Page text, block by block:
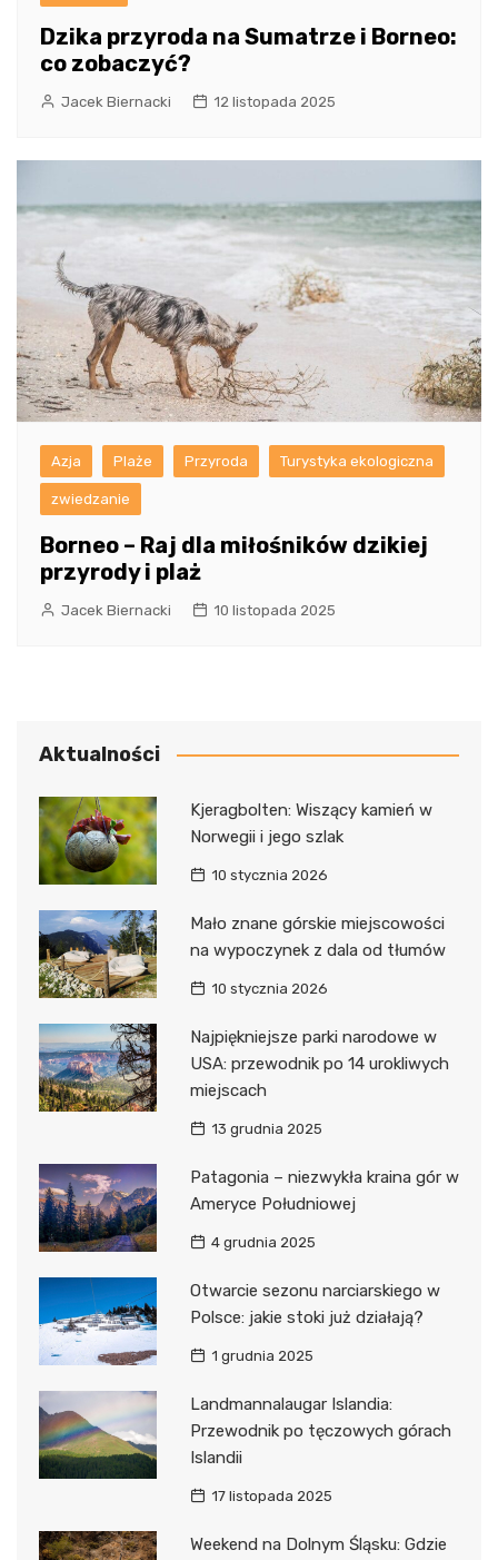
Dzika przyroda na Sumatrze i Borneo:
co zobaczyć?
Jacek Biernacki 12 listopada 2025
Azja Plaże Przyroda Turystyka ekologiczna
zwiedzanie
Borneo – Raj dla miłośników dzikiej
przyrody i plaż
Jacek Biernacki 10 listopada 2025
Aktualności
Kjeragbolten: Wiszący kamień w
Norwegii i jego szlak
10 stycznia 2026
Mało znane górskie miejscowości
na wypoczynek z dala od tłumów
10 stycznia 2026
Najpiękniejsze parki narodowe w
USA: przewodnik po 14 urokliwych
miejscach
13 grudnia 2025
Patagonia – niezwykła kraina gór w
Ameryce Południowej
4 grudnia 2025
Otwarcie sezonu narciarskiego w
Polsce: jakie stoki już działają?
1 grudnia 2025
Landmannalaugar Islandia:
Przewodnik po tęczowych górach
Islandii
17 listopada 2025
Weekend na Dolnym Śląsku: Gdzie